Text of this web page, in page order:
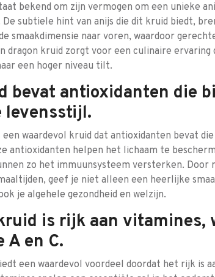
bekend om zijn vermogen om een unieke
De subtiele hint van anijs die dit kruid biedt,
smaakdimensie naar voren, waardoor
dragon kruid zorgt voor een culinaire
een hoger niveau tilt.
bevat antioxidanten die
levensstijl.
een waardevol kruid dat antioxidanten bevat
antioxidanten helpen het lichaam te
zo het immuunsysteem versterken. Door
geef je niet alleen een heerlijke
je algehele gezondheid en welzijn.
is rijk aan vitamines,
en C.
een waardevol voordeel doordat het rijk is